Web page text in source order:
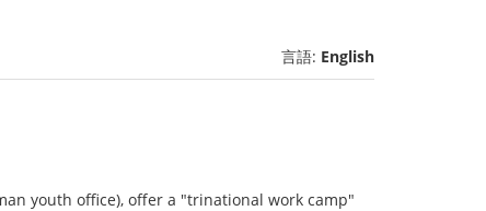
言語: English
youth office), offer a "trinational work camp"